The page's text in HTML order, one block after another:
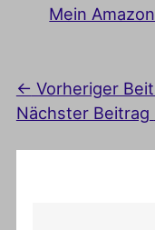
Mein
← Vorheriger
Nächster Beitrag